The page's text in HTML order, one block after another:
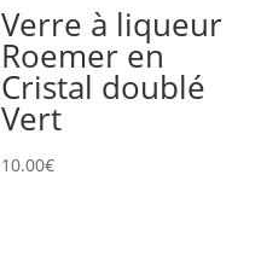
Verre à liqueur
Roemer en
Cristal doublé
Vert
10.00€